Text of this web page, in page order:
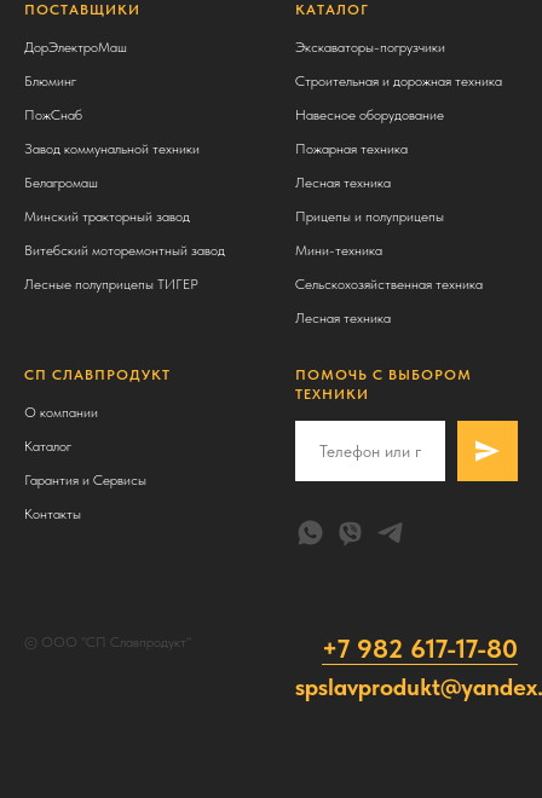
ПОСТАВЩИКИ
ДорЭлектроМаш
Блюминг
ПожСнаб
Завод коммунальной техники
Белагромаш
Минский тракторный завод
Витебский моторемонтный завод
Лесные полуприцепы ТИГЕР
КАТАЛОГ
Экскаваторы-погрузчики
Строительная и дорожная техника
Навесное оборудование
Пожарная техника
Лесная техника
Прицепы и полуприцепы
Мини-техника
Сельскохозяйственная техника
Лесная техника
СП СЛАВПРОДУКТ
О компании
Каталог
Гарантия и Сервисы
Контакты
ПОМОЧЬ С ВЫБОРОМ
ТЕХНИКИ
© ООО "СП Славпродукт" +7 982 617-17-80